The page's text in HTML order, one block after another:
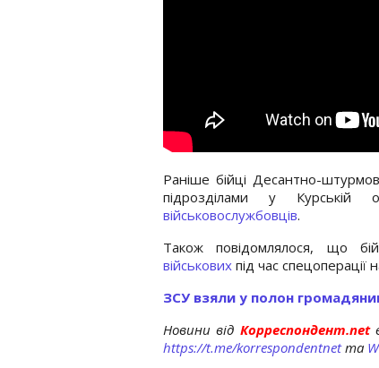
Раніше бійці Десантно-
підрозділами у Курській
військовослужбовців.
Також повідомлялося, що
військових під час спецоперації
ЗСУ взяли у полон
Новини від Корреспондент.net
https://t.me/korrespondentnetта